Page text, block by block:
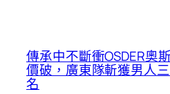
傳承中不斷衝OSDER奧
價破，廣東隊斬獲男人
名